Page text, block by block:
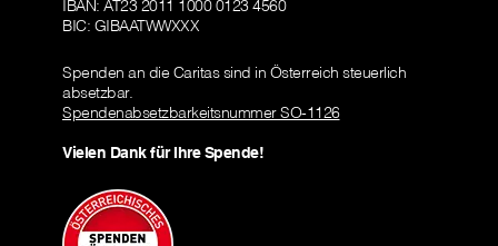
IBAN: AT23 2011 1000 0123 4560
BIC: GIBAATWWXXX
Spenden an die Caritas sind in Österreich steuerlich
absetzbar.
Spendenabsetzbarkeitsnummer SO-1126
Vielen Dank für Ihre Spende!